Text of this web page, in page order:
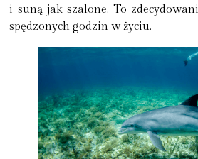
i suną jak szalone. To
spędzonych godzin w życiu.